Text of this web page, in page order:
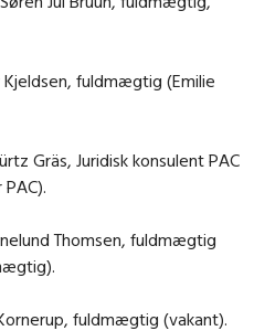
Kjeldsen, fuldmægtig (Emilie
Gräs, Juridisk konsulent PAC
Thomsen, fuldmægtig
fuldmægtig (vakant).